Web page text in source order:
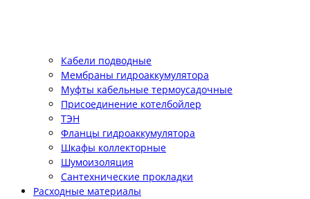
Кабели подводные
Мембраны гидроаккумулятора
Муфты кабельные термоусадочные
Присоединение котелбойлер
ТЭН
Фланцы гидроаккумулятора
Шкафы коллекторные
Шумоизоляция
Сантехнические прокладки
Расходные материалы